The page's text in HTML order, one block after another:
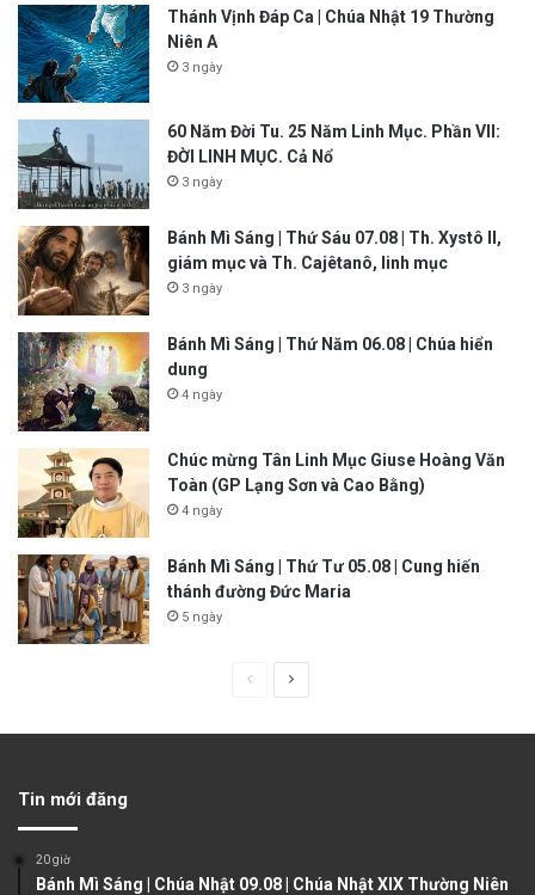
Thánh Vịnh Đáp Ca | Chúa Nhật 19 Thường
Niên A
3 ngày
60 Năm Đời Tu. 25 Năm Linh Mục. Phần VII:
ĐỜI LINH MỤC. Cả Nổ
3 ngày
Bánh Mì Sáng | Thứ Sáu 07.08 | Th. Xystô II,
giám mục và Th. Cajêtanô, linh mục
3 ngày
Bánh Mì Sáng | Thứ Năm 06.08 | Chúa hiển
dung
4 ngày
Chúc mừng Tân Linh Mục Giuse Hoàng Văn
Toàn (GP Lạng Sơn và Cao Bằng)
4 ngày
Bánh Mì Sáng | Thứ Tư 05.08 | Cung hiến
thánh đường Đức Maria
5 ngày
u
g
Tin mới đăng
20 giờ
Bánh Mì Sáng | Chúa Nhật 09.08 | Chúa Nhật XIX Thường Niên